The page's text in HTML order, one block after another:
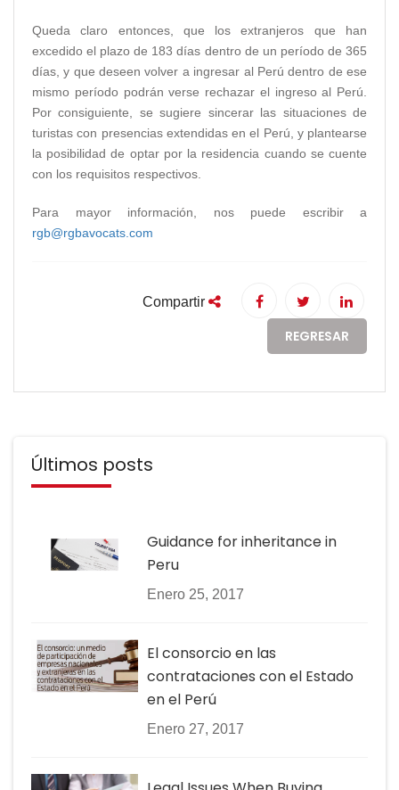
Queda claro entonces, que los extranjeros que han
excedido el plazo de 183 días dentro de un período de 365
días, y que deseen volver a ingresar al Perú dentro de ese
mismo período podrán verse rechazar el ingreso al Perú.
Por consiguiente, se sugiere sincerar las situaciones de
turistas con presencias extendidas en el Perú, y plantearse
la posibilidad de optar por la residencia cuando se cuente
con los requisitos respectivos.
Para mayor información, nos puede escribir a
rgb@rgbavocats.com
Compartir
REGRESAR
Últimos posts
Guidance for inheritance in
Peru
Enero 25, 2017
El consorcio en las
contrataciones con el Estado
en el Perú
Enero 27, 2017